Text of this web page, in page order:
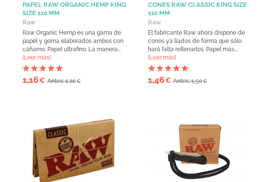
PAPEL RAW ORGANIC HEMP KING
SIZE 110 MM
Raw
Raw Organic Hemp es una gama de
papel y goma elaborados ambos con
cáñamo. Papel ultrafino. La manera...
[Leer más]
1,16€ Antes: 1,20€
CONES RAW CLASSIC KING SIZE
110 MM
Raw
El fabricante Raw ahora dispone de
conos ya liados de forma que sólo
hará falta rellenarlos. Papel más...
[Leer más]
1,46€ Antes: 1,50€